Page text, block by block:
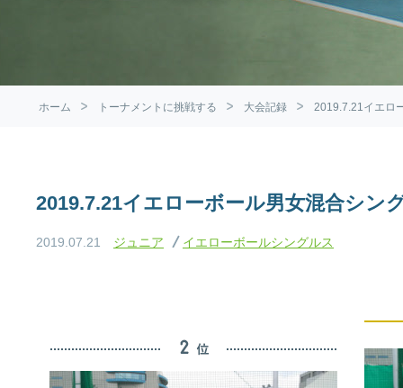
ホーム トーナメントに挑戦する 大会記録 2019.7.21イエロ
2019.7.21イエローボール男女混合シン
2019.07.21 ジュニア イエローボールシングルス